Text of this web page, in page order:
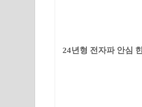
24년형 전자파 안심